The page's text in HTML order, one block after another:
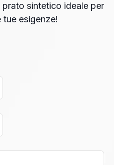
sintetico ideale per
esigenze!